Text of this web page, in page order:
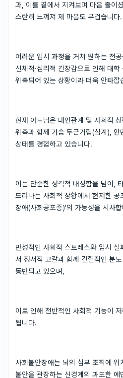
과, 이를 곁에서 지켜보며 마음 졸이
스란히 느껴져 제 마음도 무겁습니다.
어려운 입시 과정을 거쳐 원하는 전
신체적·심리적 긴장감으로 인해 대
위축되어 있는 상황이라 더욱 안타깝
현재 아드님은 대인관계 및 사회적
위축과 함께 가슴 두근거림(심계), 안
상태를 경험하고 있습니다.
이는 단순한 성격적 내성함을 넘어,
드러나는 사회적 상황에서 현저한
장애(사회공포증)'의 가능성을 시사
만성적인 사회적 스트레스와 입시 실
서 정서적 고갈과 함께 간헐적인 분
동반되고 있으며,
이로 인해 전반적인 사회적 기능이
됩니다.
사회불안장애는 뇌의 심부 조직에
불안을 관장하는 신경계의 과도한 예